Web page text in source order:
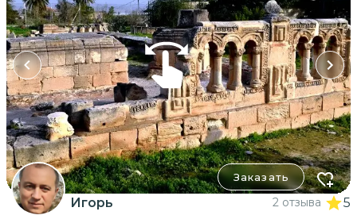
Заказать
Игорь 2 отзыва 5